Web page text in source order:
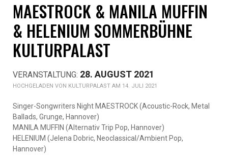
MAESTROCK & MANILA MUFFIN
& HELENIUM SOMMERBÜHNE
KULTURPALAST
28. AUGUST 2021
KULTURPALAST AM 14. JULI 2021
Singer-Songwriters Night MAESTROCK (Acoustic-Rock, Metal
Ballads, Grunge, Hannover)
MANILA MUFFIN (Alternativ Trip Pop, Hannover)
HELENIUM (Jelena Dobric, Neoclassical/Ambient Pop,
Hannover)